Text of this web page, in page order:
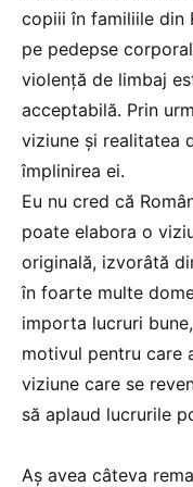
copiii în familiile din
pe pedepse
violență de limbaj
acceptabilă. Prin
viziune și realitatea
împlinirea ei.
Eu nu cred că
poate elabora o
originală, izvorâtă
în foarte multe
importa lucruri
motivul pentru care
viziune care se
să aplaud lucrurile
Aș avea câteva